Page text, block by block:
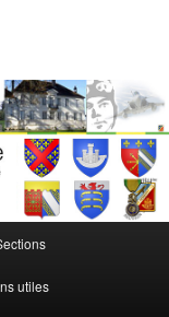
utiles